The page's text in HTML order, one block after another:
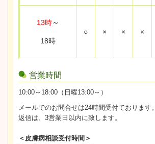
13時～
18時
○ × × ×
営業時間
10:00～18:00（日曜13:00～）
メールでのお問合せは24時間受付ております。
返信は、3営業日以内に致します。
＜皮膚病相談受付時間＞